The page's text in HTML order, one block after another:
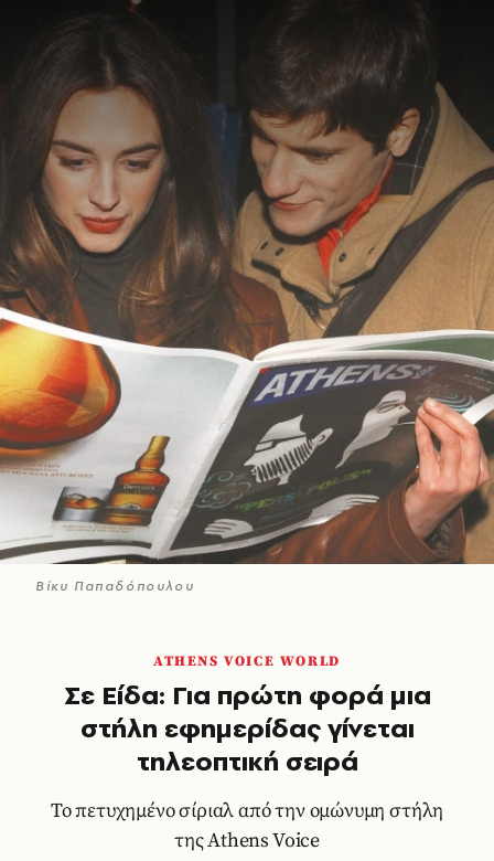
Βίκυ Παπαδόπουλου
ATHENS VOICE WORLD
Σε Είδα: Για πρώτη φορά μια
στήλη εφημερίδας γίνεται
τηλεοπτική σειρά
Το πετυχημένο σίριαλ από την ομώνυμη στήλη
της Athens Voice